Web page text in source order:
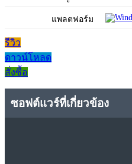
แพลตฟอร์ม
รีวิว
ดาวน์โหลด
สั่งซื้อ
ซอฟต์แวร์ที่เกี่ยวข้อง